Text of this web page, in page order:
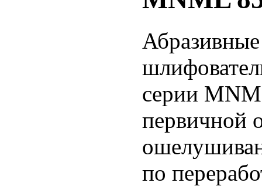
серии
первичной
по